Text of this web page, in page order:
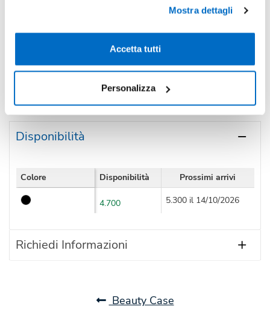
Mostra dettagli
Accetta tutti
Personalizza
Disponibilità
Colore Disponibilità Prossimi arrivi
4.700 5.300 il 14/10/2026
Richiedi Informazioni
Beauty Case